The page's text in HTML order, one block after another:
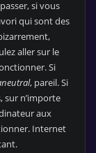
si vous
qui sont des
aller sur le
Si
, pareil. Si
sur n’importe
aux
Internet